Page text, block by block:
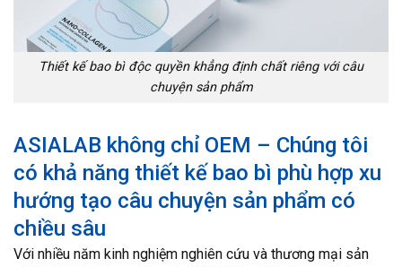
Thiết kế bao bì độc quyền khẳng định chất riêng với câu
chuyện sản phẩm
ASIALAB không chỉ OEM – Chúng tôi
có khả năng thiết kế bao bì phù hợp xu
hướng tạo câu chuyện sản phẩm có
chiều sâu
Với nhiều năm kinh nghiệm nghiên cứu và thương mại sản